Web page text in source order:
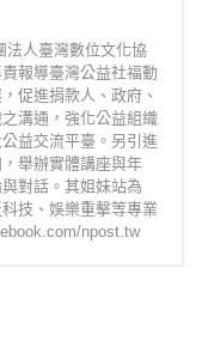
法人臺灣數位文化協
報導臺灣公益社福動
促進捐款人、政府、
溝通，強化公益組織
益交流平臺。另引進
舉辦實體講座與年
對話。其姐妹站為
技、娛樂重擊等專業
npost.tw